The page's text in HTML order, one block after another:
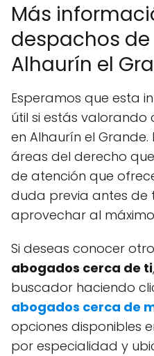
Más
despachos
Alhaurín el
Esperamos que esta
útil si estás
en Alhaurín el
áreas del derecho
de atención que
duda previa antes de
aprovechar al
Si deseas conocer
abogados cerca de ti
buscador haciendo
abogados cerca de
opciones disponibles
por especialidad y